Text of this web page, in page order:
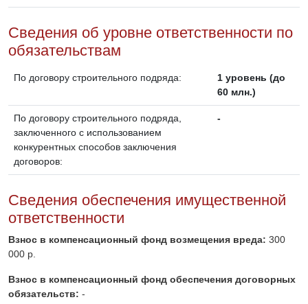
Сведения об уровне ответственности по
обязательствам
По договору строительного подряда:
1 уровень (до
60 млн.)
По договору строительного подряда,
заключенного с использованием
конкурентных способов заключения
договоров:
-
Сведения обеспечения имущественной
ответственности
Взнос в компенсационный фонд возмещения вреда: 300
000 р.
Взнос в компенсационный фонд обеспечения договорных
обязательств: -